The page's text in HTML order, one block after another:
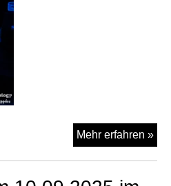
Mehr erfahren »